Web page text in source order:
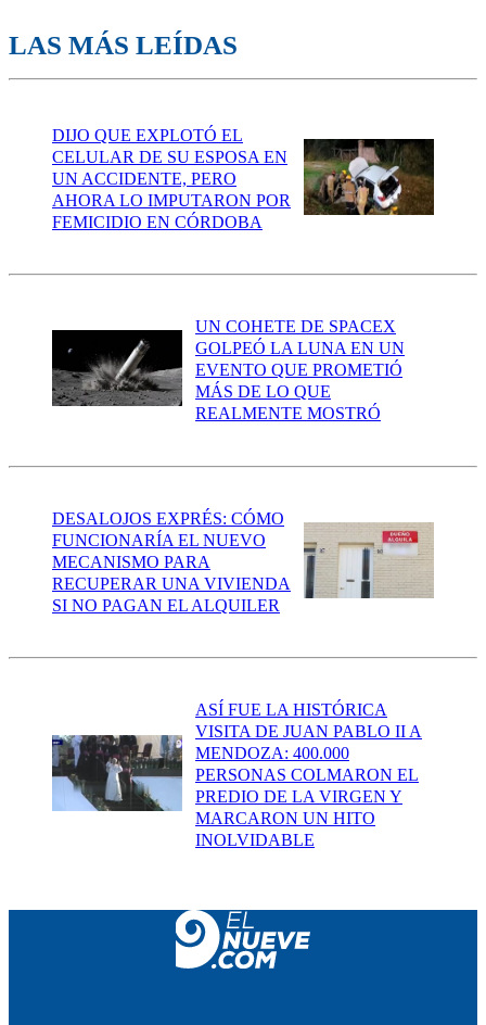
LAS MÁS LEÍDAS
DIJO QUE EXPLOTÓ EL
CELULAR DE SU ESPOSA EN
UN ACCIDENTE, PERO
AHORA LO IMPUTARON POR
FEMICIDIO EN CÓRDOBA
UN COHETE DE SPACEX
GOLPEÓ LA LUNA EN UN
EVENTO QUE PROMETIÓ
MÁS DE LO QUE
REALMENTE MOSTRÓ
DESALOJOS EXPRÉS: CÓMO
FUNCIONARÍA EL NUEVO
MECANISMO PARA
RECUPERAR UNA VIVIENDA
SI NO PAGAN EL ALQUILER
ASÍ FUE LA HISTÓRICA
VISITA DE JUAN PABLO II A
MENDOZA: 400.000
PERSONAS COLMARON EL
PREDIO DE LA VIRGEN Y
MARCARON UN HITO
INOLVIDABLE